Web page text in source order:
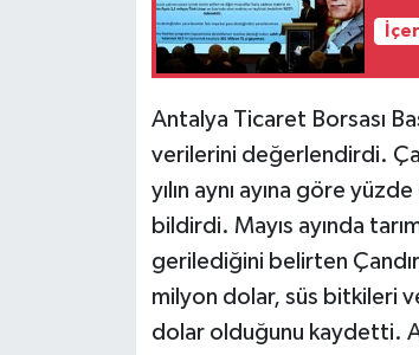
Antalya Ticaret Borsası
verilerini değerlendirdi.
yılın aynı ayına göre
bildirdi. Mayıs ayında
gerilediğini belirten
milyon dolar, süs bitkileri
dolar olduğunu kaydetti.
Teknoloji